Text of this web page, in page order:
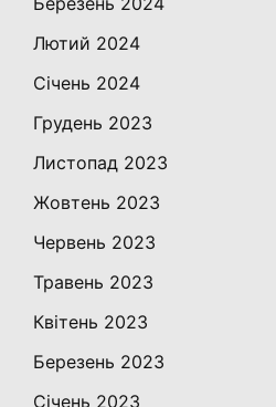
Лютий 2024
Січень 2024
Грудень 2023
Листопад 2023
Жовтень 2023
Червень 2023
Травень 2023
Квітень 2023
Березень 2023
Січень 2023